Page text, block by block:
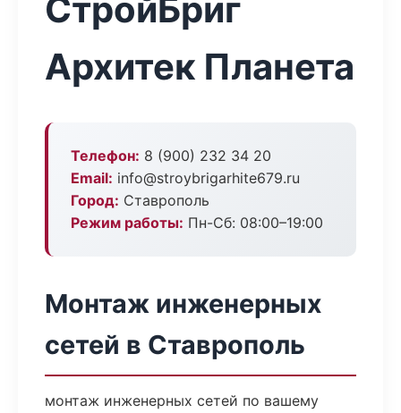
СтройБриг
Архитек Планета
Телефон: 8 (900) 232 34 20
Email: info@stroybrigarhite679.ru
Город: Ставрополь
Режим работы: Пн-Сб: 08:00–19:00
Монтаж инженерных
сетей в Ставрополь
монтаж инженерных сетей по вашему